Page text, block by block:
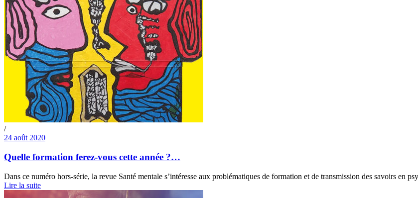
/
24 août 2020
Quelle formation ferez-vous cette année ?…
Dans ce numéro hors-série, la revue Santé mentale s’intéresse aux problématiques de formation et de transmission des savoirs en
Lire la suite